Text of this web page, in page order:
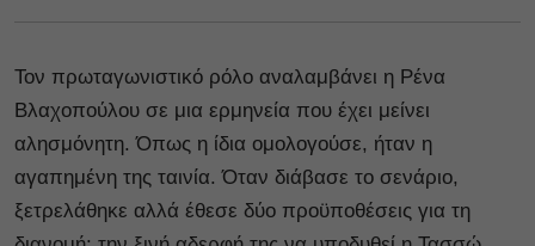
Τον πρωταγωνιστικό ρόλο αναλαμβάνει η Ρένα
Βλαχοπούλου σε μια ερμηνεία που έχει μείνει
αλησμόνητη. Όπως η ίδια ομολογούσε, ήταν η
αγαπημένη της ταινία. Όταν διάβασε το σενάριο,
ξετρελάθηκε αλλά έθεσε δύο προϋποθέσεις για τη